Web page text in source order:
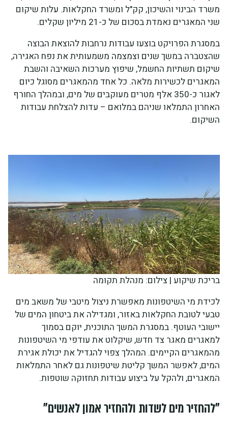
משרד הבינוי והשיכון, קק"ל ומשרד החקלאות. עלות שיקום
שני המאגרים נאמדת בסכום של כ-21 מיליון שקלים.
במסגרת הפרויקט בוצעו עבודות נרחבות להוצאת הבוצה
שהצטברה במשך שנים וצמצמה משמעותית את נפח האגירה,
שיקום תשתיות החשמל, שיפוץ מערכות השאיבה והשבת
המאגרים לכשירות מלאה. כל אחד מהמאגרים מסוגל כיום
לאגור כ-350 אלף מטרים מעוקבים של מים, ובמהלך החורף
האחרון התמלאו שניהם במלואם – עדות להצלחת עבודות
השיקום.
בריכת שיקוע | צילום: מנהלת תקומה
לכידת מי השיטפונות מאפשרת ניצול מיטבי של משאב מים
טבעי לטובת החקלאות באזור, ומגדילה את ביטחון המים של
יישובי העוטף. במסגרת המשך התוכנית, יוקם בסמוך
למאגרים מאגר צד חדש, שיקלוט את עודפי מי השיטפונות
מהמאגרים הקיימים. המהלך צפוי להגדיל את יכולת אגירת
המים, לאפשר המשך קליטת שיטפונות גם לאחר התמלאות
המאגרים, ולהקל על ביצוע עבודות תחזוקה שוטפות.
"להחזיר מים לשדות ולהחזיר אמון לאנשים"